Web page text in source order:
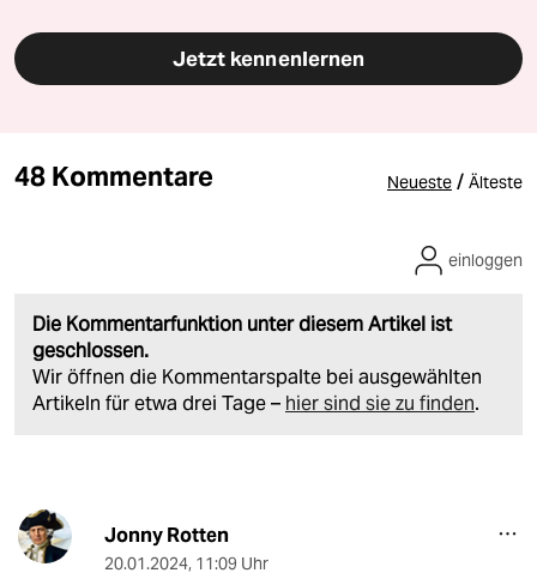
Jetzt kennenlernen
48 Kommentare Neueste / Älteste
Die Kommentarfunktion unter diesem Artikel ist
geschlossen.
Wir öffnen die Kommentarspalte bei ausgewählten
Artikeln für etwa drei Tage – hier sind sie zu finden.
einloggen
Jonny Rotten
20.01.2024, 11:09 Uhr